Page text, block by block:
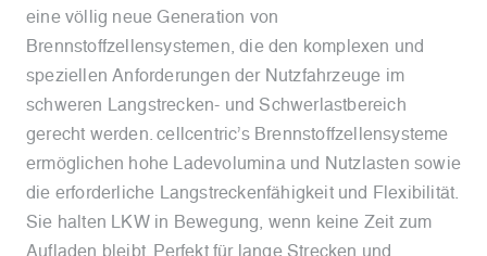
eine völlig neue Generation von
Brennstoffzellensystemen, die den komplexen und
speziellen Anforderungen der Nutzfahrzeuge im
schweren Langstrecken- und Schwerlastbereich
gerecht werden. cellcentric’s Brennstoffzellensysteme
ermöglichen hohe Ladevolumina und Nutzlasten sowie
die erforderliche Langstreckenfähigkeit und Flexibilität.
Sie halten LKW in Bewegung, wenn keine Zeit zum
Aufladen bleibt. Perfekt für lange Strecken und